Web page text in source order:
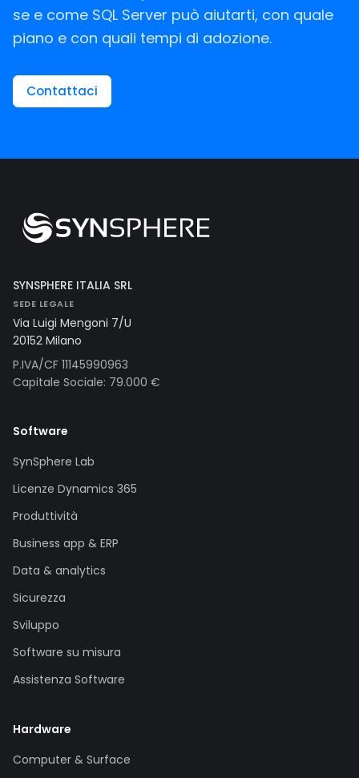
se e come SQL Server può aiutarti, con quale
piano e con quali tempi di adozione.
Contattaci
SYNSPHERE ITALIA SRL
SEDE LEGALE
Via Luigi Mengoni 7/U
20152 Milano
P.IVA/CF 11145990963
Capitale Sociale: 79.000 €
Software
SynSphere Lab
Licenze Dynamics 365
Produttività
Business app & ERP
Data & analytics
Sicurezza
Sviluppo
Software su misura
Assistenza Software
Hardware
Computer & Surface